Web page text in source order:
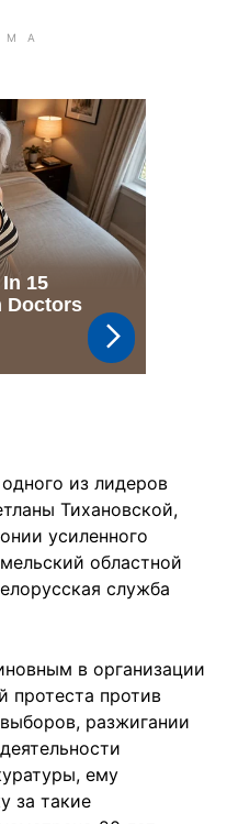
из лидеров
Тихановской,
усиленного
областной
служба
в организации
протеста против
разжигании
ему
за такие